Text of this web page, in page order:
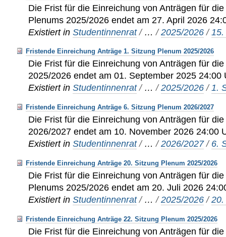
Die Frist für die Einreichung von Anträgen für
Plenums 2025/2026 endet am 27. April 2026
Existiert in Studentinnenrat / …/2025/2026 /
Fristende Einreichung Anträge 1. Sitzung Plenum 2025/2026
Die Frist für die Einreichung von Anträgen für
2025/2026 endet am 01. September 2025 24:00
Existiert in Studentinnenrat / …/2025/2026 /1.
Fristende Einreichung Anträge 6. Sitzung Plenum 2026/2027
Die Frist für die Einreichung von Anträgen für
2026/2027 endet am 10. November 2026 24:00
Existiert in Studentinnenrat / …/2026/2027 / 6.
Fristende Einreichung Anträge 20. Sitzung Plenum 2025/2026
Die Frist für die Einreichung von Anträgen für
Plenums 2025/2026 endet am 20. Juli 2026
Existiert in Studentinnenrat / …/2025/2026 /
Fristende Einreichung Anträge 22. Sitzung Plenum 2025/2026
Die Frist für die Einreichung von Anträgen für